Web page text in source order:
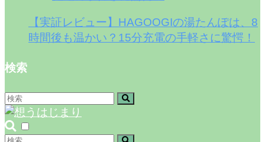
【実証レビュー】HAGOOGIの湯たんぽは、8
時間後も温かい？15分充電の手軽さに驚愕！
検索